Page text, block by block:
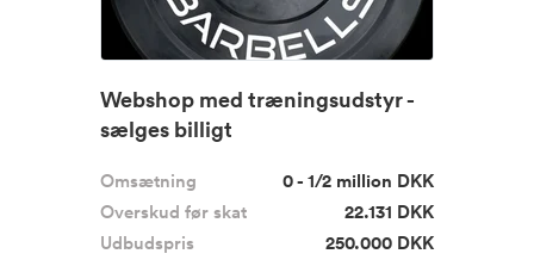
Webshop med træningsudstyr -
sælges billigt
Omsætning
0 - 1/2 million DKK
Overskud før skat
22.131 DKK
Udbudspris
250.000 DKK